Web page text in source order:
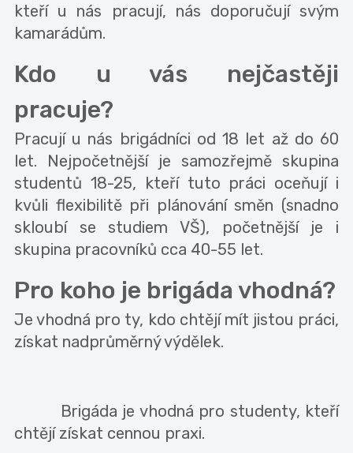
kteří u nás pracují, nás doporučují svým
kamarádům.
Kdo u vás nejčastěji
pracuje?
Pracují u nás brigádníci od 18 let až do 60
let. Nejpočetnější je samozřejmě skupina
studentů 18-25, kteří tuto práci oceňují i
kvůli flexibilitě při plánování směn (snadno
skloubí se studiem VŠ), početnější je i
skupina pracovníků cca 40-55 let.
Pro koho je brigáda vhodná?
Je vhodná pro ty, kdo chtějí mít jistou práci,
získat nadprůměrný výdělek.
Brigáda je vhodná pro studenty, kteří
chtějí získat cennou praxi.